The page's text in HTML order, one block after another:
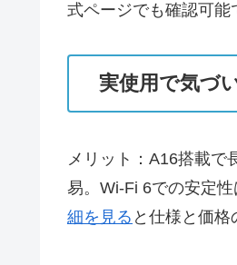
式ページでも確認可能
実使用で気づ
メリット：A16搭載で
易。Wi-Fi 6での安定
細を見る と仕様と価格